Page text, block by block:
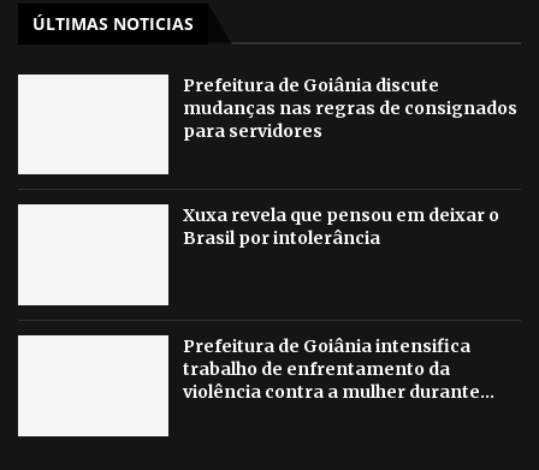
ÚLTIMAS NOTICIAS
Prefeitura de Goiânia discute
mudanças nas regras de consignados
para servidores
Xuxa revela que pensou em deixar o
Brasil por intolerância
Prefeitura de Goiânia intensifica
trabalho de enfrentamento da
violência contra a mulher durante...